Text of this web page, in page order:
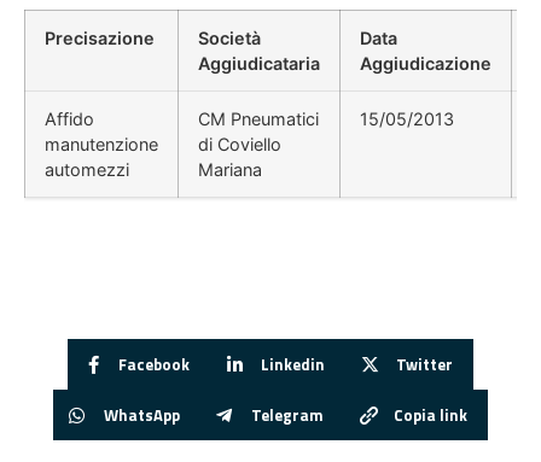
Precisazione
Società
Aggiudicataria
Data
Aggiudicazione
Affido
manutenzione
automezzi
CM Pneumatici
di Coviello
Mariana
15/05/2013
Facebook Linkedin Twitter
WhatsApp Telegram Copia link